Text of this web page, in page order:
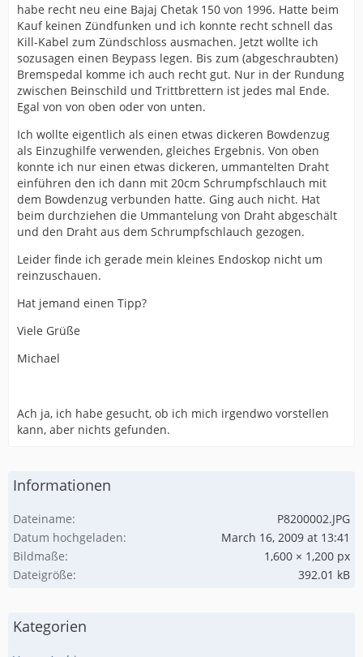
habe recht neu eine Bajaj Chetak 150 von 1996. Hatte beim
Kauf keinen Zündfunken und ich konnte recht schnell das
Kill-Kabel zum Zündschloss ausmachen. Jetzt wollte ich
sozusagen einen Beypass legen. Bis zum (abgeschraubten)
Bremspedal komme ich auch recht gut. Nur in der Rundung
zwischen Beinschild und Trittbrettern ist jedes mal Ende.
Egal von von oben oder von unten.
Ich wollte eigentlich als einen etwas dickeren Bowdenzug
als Einzughilfe verwenden, gleiches Ergebnis. Von oben
konnte ich nur einen etwas dickeren, ummantelten Draht
einführen den ich dann mit 20cm Schrumpfschlauch mit
dem Bowdenzug verbunden hatte. Ging auch nicht. Hat
beim durchziehen die Ummantelung von Draht abgeschält
und den Draht aus dem Schrumpfschlauch gezogen.
Leider finde ich gerade mein kleines Endoskop nicht um
reinzuschauen.
Hat jemand einen Tipp?
Viele Grüße
Michael
Ach ja, ich habe gesucht, ob ich mich irgendwo vorstellen
kann, aber nichts gefunden.
Informationen
Dateiname
P8200002.JPG
Datum hochgeladen
March 16, 2009 at 13:41
Bildmaße
1,600 × 1,200 px
Dateigröße
392.01 kB
Kategorien